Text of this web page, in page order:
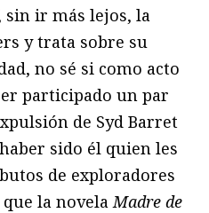
sin ir más lejos, la
y trata sobre su
no sé si como acto
participado un par
de Syd Barret
sido él quien les
de exploradores
que la novelaMadre de